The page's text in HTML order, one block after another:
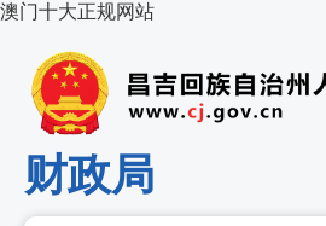
澳门十大正规网站
财政局